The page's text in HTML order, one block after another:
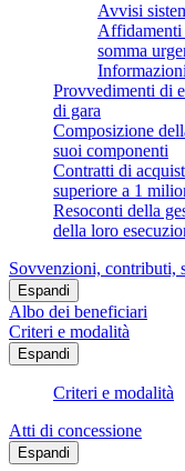
Avvisi
Affidamenti
somma
Provvedimenti di
di gara
Composizione
suoi componenti
Contratti di
superiore a 1
Resoconti della
della loro
Sovvenzioni, contributi,
Espandi
Albo dei beneficiari
Criteri e modalità
Espandi
Criteri e modalità
Atti di concessione
Espandi